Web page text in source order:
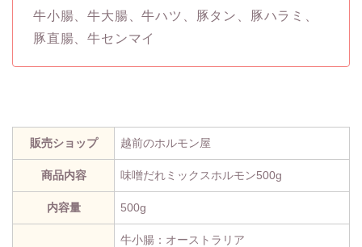
牛小腸、牛大腸、牛ハツ、豚タン、豚ハラミ、
豚直腸、牛センマイ
販売ショップ 越前のホルモン屋
商品内容 味噌だれミックスホルモン500g
内容量 500g
牛小腸：オーストラリア